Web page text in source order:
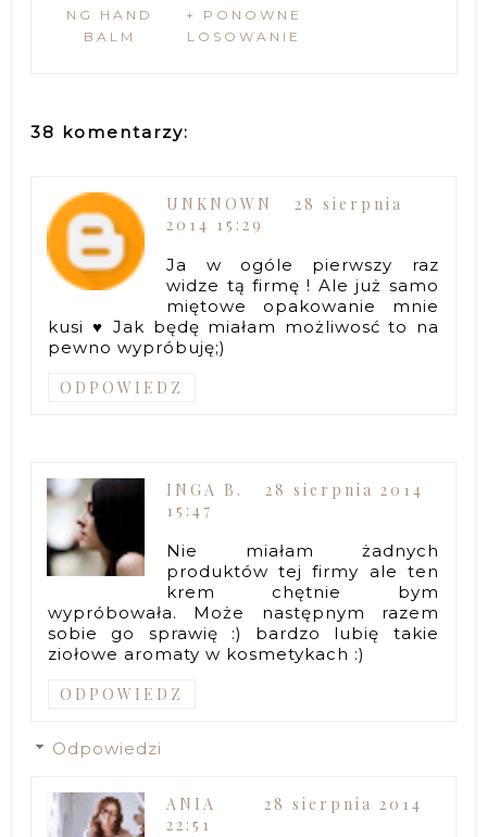
NG HAND
BALM
+ PONOWNE
LOSOWANIE
38 komentarzy:
UNKNOWN
28 sierpnia
2014 15:29
Ja w ogóle pierwszy raz
widze tą firmę ! Ale już samo
miętowe opakowanie mnie
kusi ♥ Jak będę miałam możliwosć to na
pewno wypróbuję;)
ODPOWIEDZ
INGA B.
28 sierpnia 2014
15:47
Nie miałam żadnych
produktów tej firmy ale ten
krem chętnie bym
wypróbowała. Może następnym razem
sobie go sprawię :) bardzo lubię takie
ziołowe aromaty w kosmetykach :)
ODPOWIEDZ
Odpowiedzi
ANIA
28 sierpnia 2014
22:51